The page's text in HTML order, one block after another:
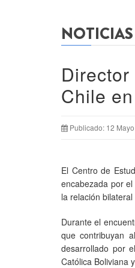
NOTICIAS
Chile
Publicado: 12
El Centro de
encabezada por
la relación
Durante el
que contribuyan
desarrollado por
Católica Boliviana